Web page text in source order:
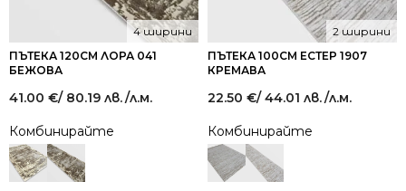
ПЪТЕКА 120СМ ЛОРА 041
БЕЖОВА
4 ширини
41.00 €/ 80.19 лв./л.м.
Комбинирайте
ПЪТЕКА 100СМ ЕСТЕР 1907
КРЕМАВА
2 ширини
22.50 €/ 44.01 лв./л.м.
Комбинирайте